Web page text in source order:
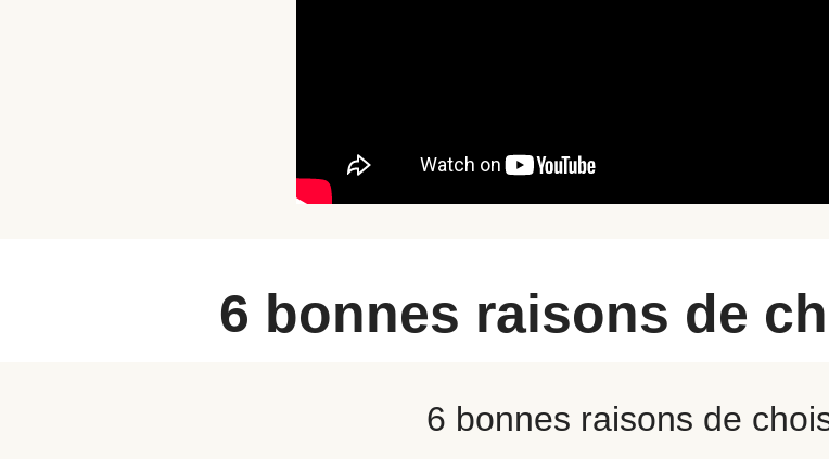
6 bonnes raisons de
6 bonnes raisons de